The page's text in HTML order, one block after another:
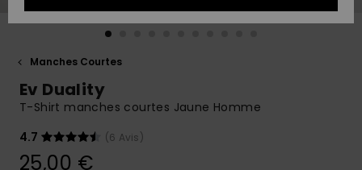
obtenir la
à votre
Démarrer
Manches Courtes
Ev Duality
T-Shirt manches courtes Jaune Homme
4.7
(6 Avis)
25,00 €